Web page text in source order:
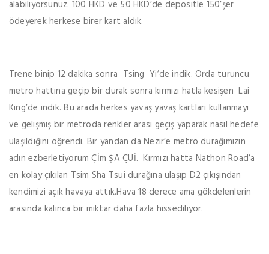
alabiliyorsunuz. 100 HKD ve 50 HKD’de depositle 150’şer
ödeyerek herkese birer kart aldık.
Trene binip 12 dakika sonra Tsing Yi’de indik. Orda turuncu
metro hattına geçip bir durak sonra kırmızı hatla kesişen Lai
King’de indik. Bu arada herkes yavaş yavaş kartları kullanmayı
ve gelişmiş bir metroda renkler arası geçiş yaparak nasıl hedefe
ulaşıldığını öğrendi. Bir yandan da Nezir’e metro durağımızın
adın ezberletiyorum Çİm ŞA ÇUİ. Kırmızı hatta Nathon Road’a
en kolay çıkılan Tsim Sha Tsui durağına ulaşıp D2 çıkışından
kendimizi açık havaya attık.Hava 18 derece ama gökdelenlerin
arasında kalınca bir miktar daha fazla hissediliyor.